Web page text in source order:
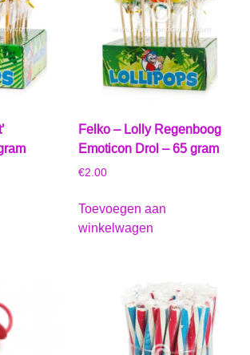
Felko – Lolly Regenboog
Emoticon Drol – 65 gram
€2.00
Toevoegen aan
winkelwagen